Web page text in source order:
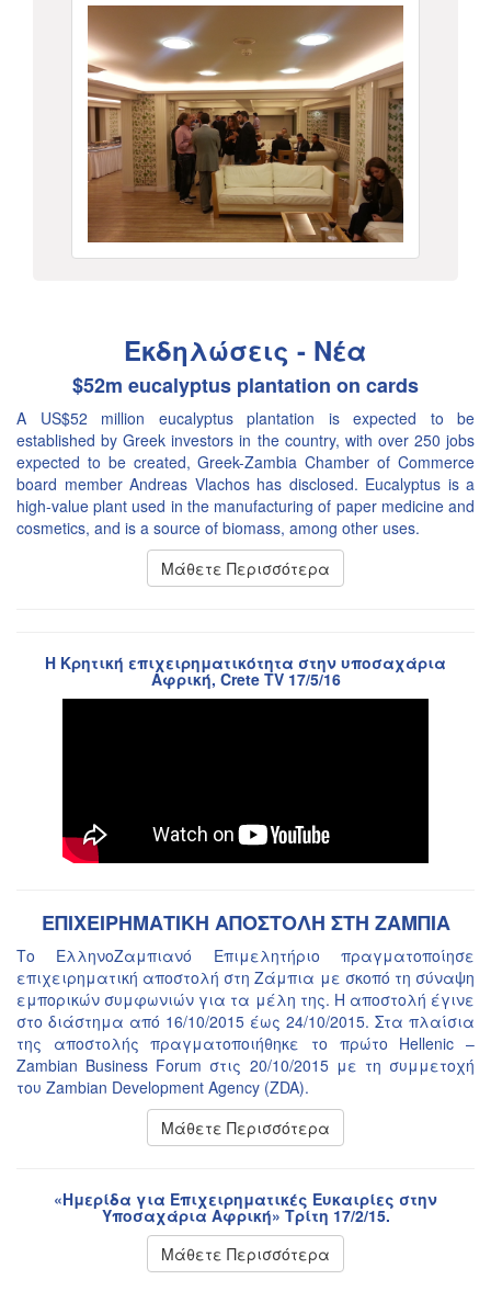
Εκδηλώσεις - Νέα
$52m eucalyptus plantation on cards
A US$52 million eucalyptus plantation is expected to be
established by Greek investors in the country, with over 250 jobs
expected to be created, Greek-Zambia Chamber of Commerce
board member Andreas Vlachos has disclosed. Eucalyptus is a
high-value plant used in the manufacturing of paper medicine and
cosmetics, and is a source of biomass, among other uses.
Μάθετε Περισσότερα
Η Κρητική επιχειρηματικότητα στην υποσαχάρια
Αφρική, Crete TV 17/5/16
ΕΠΙΧΕΙΡΗΜΑΤΙΚΗ ΑΠΟΣΤΟΛΗ ΣΤΗ ΖΑΜΠΙΑ
Το ΕλληνοΖαμπιανό Επιμελητήριο πραγματοποίησε
επιχειρηματική αποστολή στη Ζάμπια με σκοπό τη σύναψη
εμπορικών συμφωνιών για τα μέλη της. Η αποστολή έγινε
στο διάστημα από 16/10/2015 έως 24/10/2015. Στα πλαίσια
της αποστολής πραγματοποιήθηκε το πρώτο Hellenic –
Zambian Business Forum στις 20/10/2015 με τη συμμετοχή
του Zambian Development Agency (ZDA).
Μάθετε Περισσότερα
«Ημερίδα για Επιχειρηματικές Ευκαιρίες στην
Υποσαχάρια Αφρική» Τρίτη 17/2/15.
Μάθετε Περισσότερα